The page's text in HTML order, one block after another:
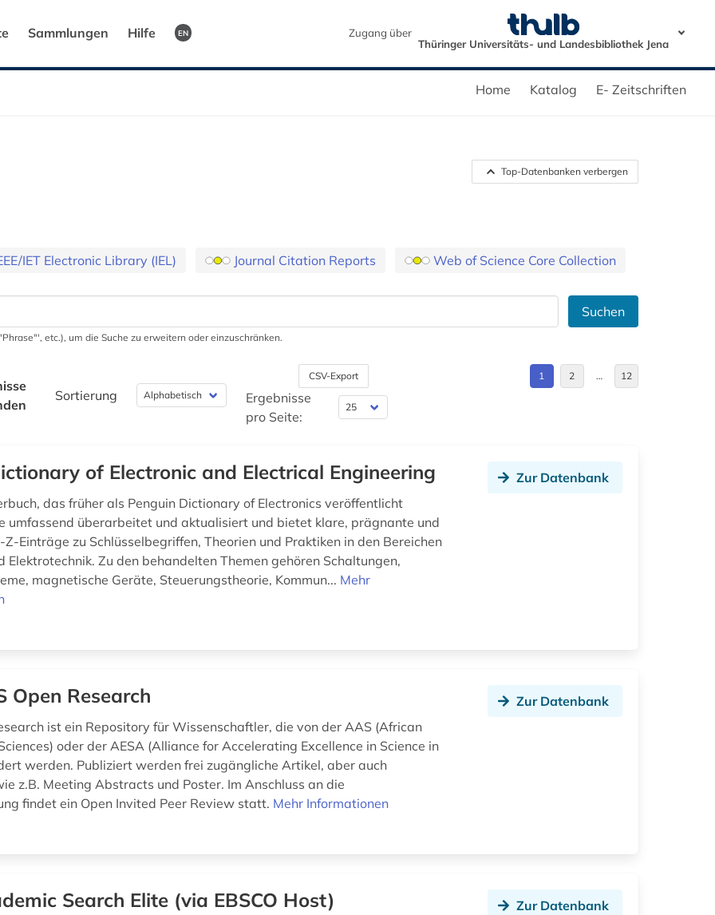
Sammlungen Hilfe EN
Zugang über
Thüringer Universitäts- und Landesbibliothek Jena
Home Katalog E- Zeitschriften
Top-Datenbanken verbergen
IET Electronic Library (IEL) Journal Citation Reports Web of Science Core Collection
Suchen
etc.), um die Suche zu erweitern oder einzuschränken.
Sortierung
CSV-Export
Ergebnisse
pro Seite:
1 2 … 12
of Electronic and Electrical Engineering
das früher als Penguin Dictionary of Electronics veröffentlicht
umfassend überarbeitet und aktualisiert und bietet klare, prägnante und
Einträge zu Schlüsselbegriffen, Theorien und Praktiken in den Bereichen
Elektrotechnik. Zu den behandelten Themen gehören Schaltungen,
magnetische Geräte, Steuerungstheorie, Kommun... Mehr
Zur Datenbank
Open Research
ist ein Repository für Wissenschaftler, die von der AAS (African
oder der AESA (Alliance for Accelerating Excellence in Science in
werden. Publiziert werden frei zugängliche Artikel, aber auch
z.B. Meeting Abstracts und Poster. Im Anschluss an die
findet ein Open Invited Peer Review statt. Mehr Informationen
Zur Datenbank
Search Elite (via EBSCO Host) Zur Datenbank